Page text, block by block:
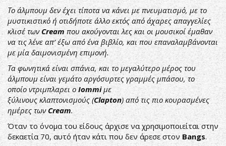
Το άλμπουμ δεν έχει τίποτα να κάνει με πνευματισμό, με το
μυστικιστικό ή οτιδήποτε άλλο εκτός από άχαρες απαγγελίες
κλισέ των Cream που ακούγονται λες και οι μουσικοί έμαθαν
να τις λένε απ’ έξω από ένα βιβλίο, και που επαναλαμβάνονται
με μία δαιμονισμένη επιμονή.
Τα φωνητικά είναι σπάνια, και το μεγαλύτερο μέρος του
άλμπουμ είναι γεμάτο αργόσυρτες γραμμές μπάσου, το
οποίο ντριμπλαρει οIommiμε
ξύλινους κλαπτονισμούς (Clapton) από τις πιο κουρασμένες
ημέρες τωνCream.
Όταν το όνομα του είδους άρχισε να χρησιμοποιείται στην
δεκαετία 70, αυτό ήταν κάτι που δεν άρεσε στον Bangs.